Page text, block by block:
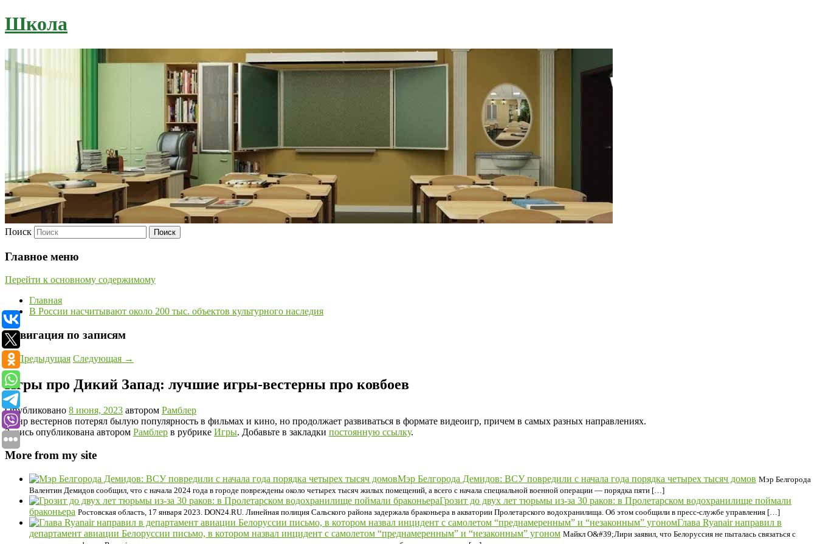
Школа
Поиск
Главное меню
Перейти к основному содержимому
Главная
В России насчитывают около 200 тыс. объектов культурного наследия
Навигация по записям
←Предыдущая Следующая →
Игры про Дикий Запад: лучшие игры-вестерны про ковбоев
Опубликовано 8 июня, 2023 автором Рамблер
Жанр вестернов потерял былую популярность в фильмах и кино, но продолжает развиваться в формате видеоигр, причем в самых разных направлениях.
Запись опубликована автором Рамблер в рубрике Игры. Добавьте в закладки постоянную ссылку.
More from my site
Мэр Белгорода Демидов: ВСУ повредили с начала года порядка четырех тысяч домов Мэр Белгорода
Валентин Демидов сообщил, что с начала 2024 года в городе повреждены около четырех тысяч жилых помещений, а всего с начала специальной военной операции — порядка пяти […]
Грозит до двух лет тюрьмы из-за 30 раков: в Пролетарском водохранилище поймали
браконьера Ростовская область, 17 января 2023. DON24.RU. Линейная полиция Сальского района задержала браконьера в акватории Пролетарского водохранилища. Об этом сообщили в пресс-службе управления […]
Глава Ryanair направил в
департамент авиации Белоруссии письмо, в котором назвал инцидент с самолетом “преднамеренным” и “незаконным” угоном Майкл О&#39;Лири заявил, что Белоруссия не пыталась связаться с